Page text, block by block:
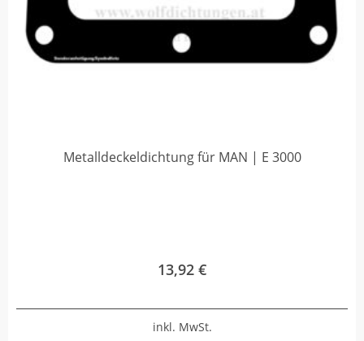
Metalldeckeldichtung für MAN | E 3000
13,92 €
inkl. MwSt.